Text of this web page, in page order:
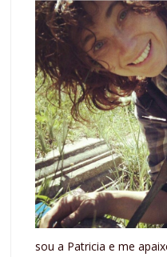
sou a Patricia e me